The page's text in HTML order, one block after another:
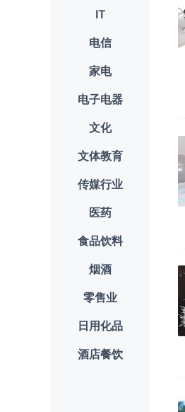
IT
电信
家电
电子电器
文化
文体教育
传媒行业
医药
食品饮料
烟酒
零售业
日用化品
酒店餐饮